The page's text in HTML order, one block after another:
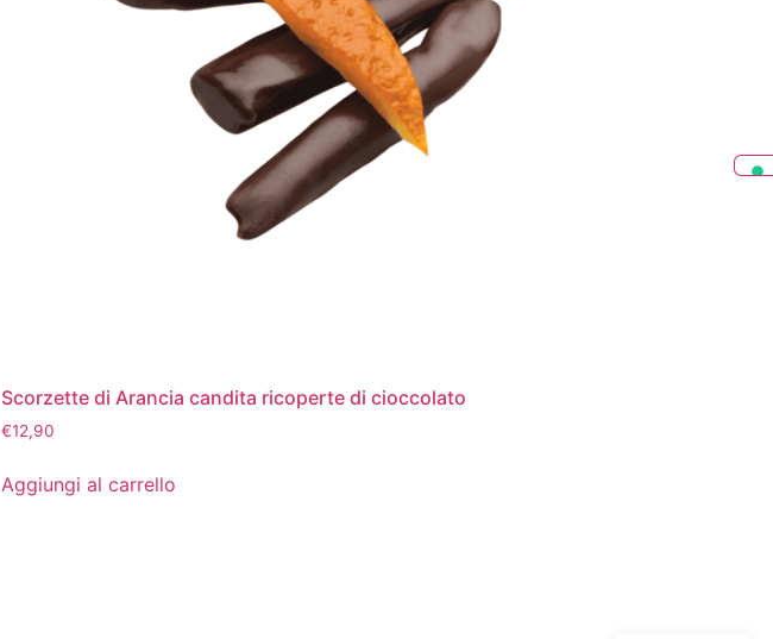
Scorzette di Arancia candita ricoperte di cioccolato
€12,90
Aggiungi al carrello